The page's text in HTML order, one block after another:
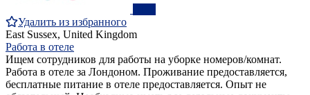
Удалить из избранного
East Sussex, United Kingdom
Работа в отеле
Ищем сотрудников для работы на уборке номеров/комнат.
Работа в отеле за Лондоном. Проживание предоставляется,
бесплатные питание в отеле предоставляется. Опыт не